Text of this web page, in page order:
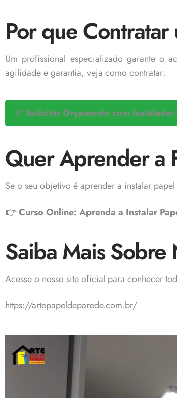
Por que
Um profissional especializado garante o
agilidade e garantia, veja como contratar:
✅ Solicitar Orçamento com
Quer Aprender a
Se o seu objetivo é aprender a instalar
👉 Curso Online: Aprenda a Instalar
Saiba Mais Sobre
Acesse o nosso site oficial para conhecer
https://artepapeldeparede.com.br/